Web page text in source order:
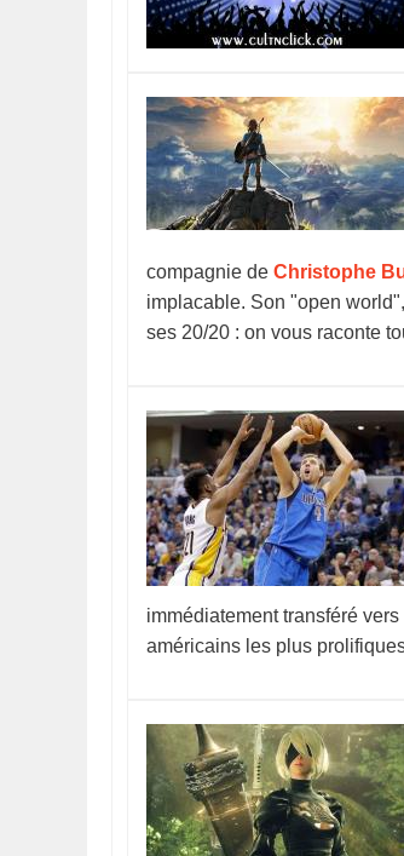
compagnie de Christophe
implacable. Son "open
ses 20/20 : on vous raconte
immédiatement transféré
américains les plus